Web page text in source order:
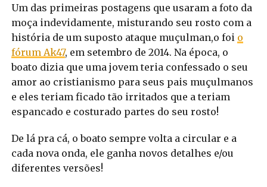
Um das primeiras postagens que usaram a foto da
moça indevidamente, misturando seu rosto com a
história de um suposto ataque muçulman,o foi o
fórum Ak47, em setembro de 2014. Na época, o
boato dizia que uma jovem teria confessado o seu
amor ao cristianismo para seus pais muçulmanos
e eles teriam ficado tão irritados que a teriam
espancado e costurado partes do seu rosto!
De lá pra cá, o boato sempre volta a circular e a
cada nova onda, ele ganha novos detalhes e/ou
diferentes versões!